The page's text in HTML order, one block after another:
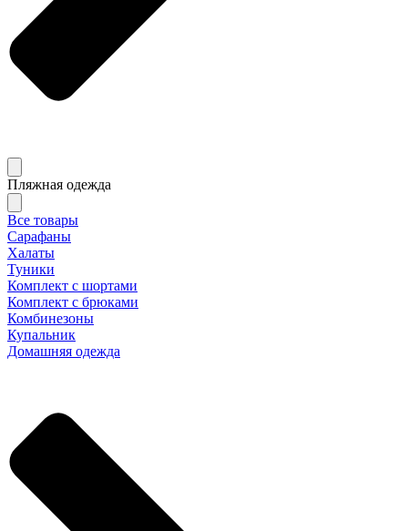
Пляжная одежда
Все товары
Сарафаны
Халаты
Туники
Комплект с шортами
Комплект с брюками
Комбинезоны
Купальник
Домашняя одежда